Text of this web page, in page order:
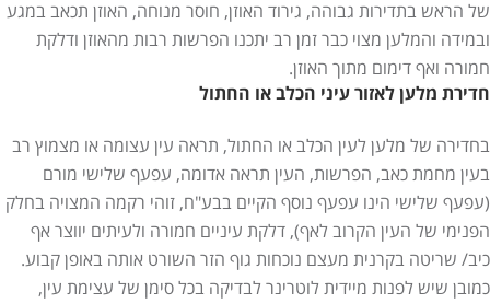
של הראש בתדירות גבוהה, גירוד האוזן, חוסר מנוחה, האוזן תכאב במגע
ובמידה והמלען מצוי כבר זמן רב יתכנו הפרשות רבות מהאוזן ודלקת
חמורה ואף דימום מתוך האוזן.
חדירת מלען לאזור עיני הכלב או החתול
בחדירה של מלען לעין הכלב או החתול, תראה עין עצומה או מצמוץ רב
בעין מחמת כאב, הפרשות, העין תראה אדומה, עפעף שלישי מורם
(עפעף שלישי הינו עפעף נוסף הקיים בבע"ח, זוהי רקמה המצויה בחלק
הפנימי של העין הקרוב לאף), דלקת עיניים חמורה ולעיתים יווצר אף
כיב/ שריטה בקרנית מעצם נוכחות גוף הזר השורט אותה באופן קבוע.
כמובן שיש לפנות מיידית לוטרינר לבדיקה בכל סימן של עצימת עין,